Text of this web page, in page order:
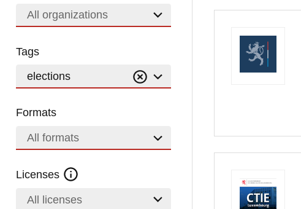
All organizations
Tags
elections
Formats
All formats
Licenses
All licenses